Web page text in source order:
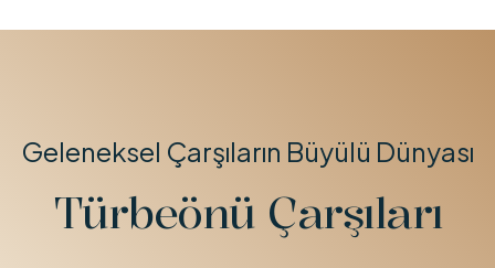
Geleneksel Çarşıların Büyülü Dünyası
Türbeönü Çarşıları